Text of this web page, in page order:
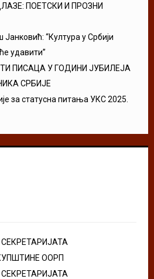
ПОЕТСКИ И ПРОЗНИ
“Култура у Србији
удавити”
ПИСАЦА У ГОДИНИ ЈУБИЛЕЈА
СРБИЈЕ
за статусна питања УКС 2025.
ООРП